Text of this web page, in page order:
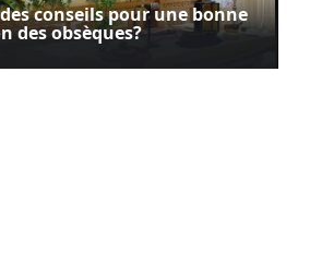
conseils pour une bonne
des obsèques?